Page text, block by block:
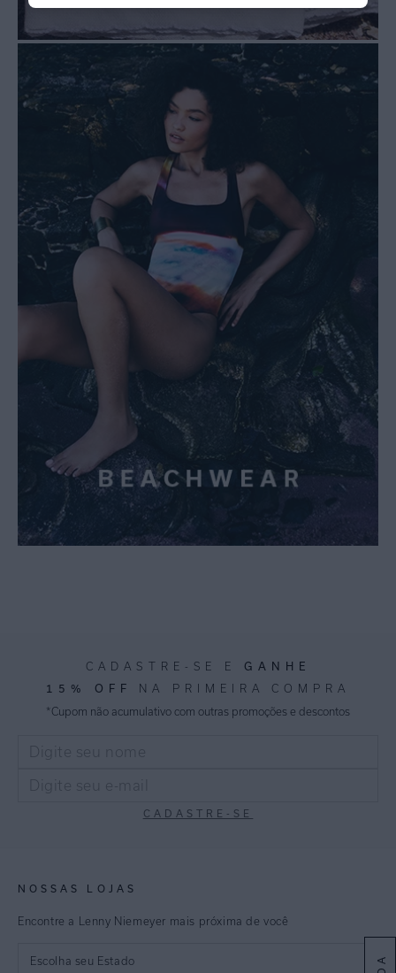
CADASTRE-SE E GANHE
15% OFF
NA PRIMEIRA COMPRA
*Cupom não acumulativo com outras promoções e descontos
CADASTRE-SE
NOSSAS LOJAS
Encontre a Lenny Niemeyer mais próxima de você
Escolha seu Estado